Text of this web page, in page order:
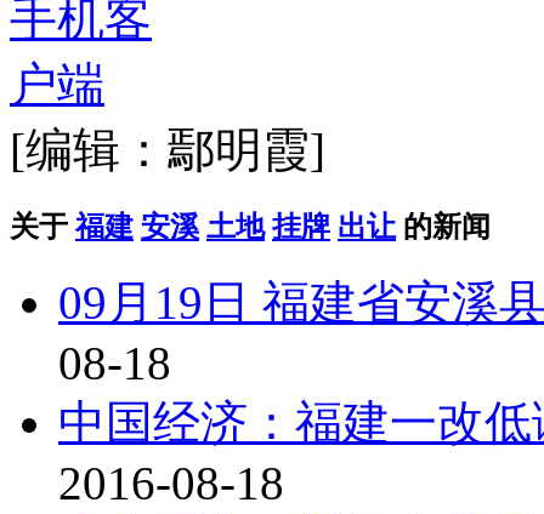
[编辑：鄢明霞]
关于 福建 安溪 土地 挂牌 出让 的新闻
09月19日 福建省安溪
08-18
中国经济：福建一改
2016-08-18